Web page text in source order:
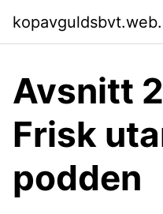
Avsnitt
Frisk
podden